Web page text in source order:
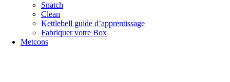
Snatch
Clean
Kettlebell guide d’apprentissage
Fabriquer votre Box
Metcons